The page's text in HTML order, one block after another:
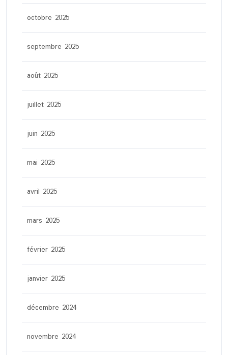
octobre 2025
septembre 2025
août 2025
juillet 2025
juin 2025
mai 2025
avril 2025
mars 2025
février 2025
janvier 2025
décembre 2024
novembre 2024